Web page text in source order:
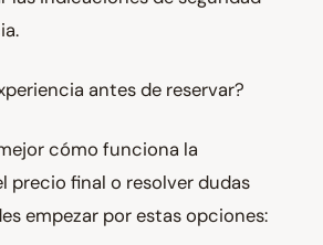
antes de reservar?
cómo funciona la
precio final o resolver dudas
empezar por estas opciones: